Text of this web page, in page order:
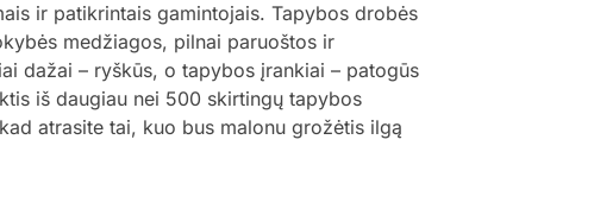
ir patikrintais gamintojais. Tapybos drobės
medžiagos, pilnai paruoštos ir
dažai – ryškūs, o tapybos įrankiai – patogūs
iš daugiau nei 500 skirtingų tapybos
atrasite tai, kuo bus malonu grožėtis ilgą